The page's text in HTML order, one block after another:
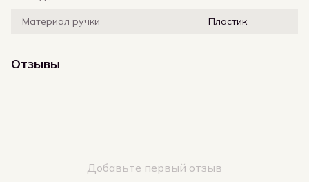
Материал ручки Пластик
Отзывы
Добавьте первый отзыв